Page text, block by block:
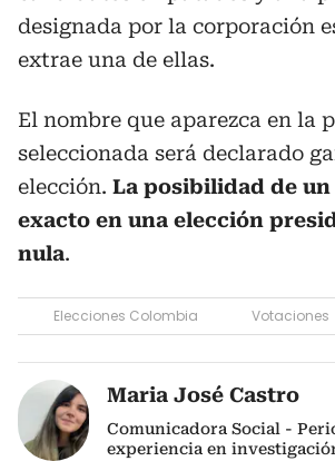
designada por la corporación
extrae una de ellas.
El nombre que aparezca en la
seleccionada será declarado
elección. La posibilidad de un
exacto en una elección
nula.
Elecciones Colombia Votaciones
Maria José Castro
Comunicadora Social -
experiencia en